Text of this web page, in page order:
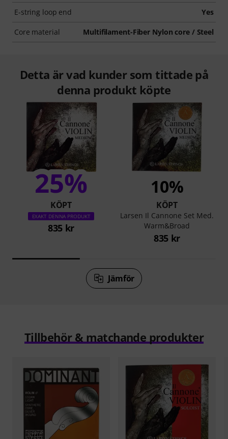
E-string loop end Yes
Core material Multifilament-Fiber Nylon core / Steel
Detta är vad kunder som tittade på
denna produkt köpte
25%
KÖPT
EXAKT DENNA PRODUKT
835 kr
10%
KÖPT
Larsen Il Cannone Set Med.
Warm&Broad
835 kr
Jämför
Tillbehör & matchande produkter